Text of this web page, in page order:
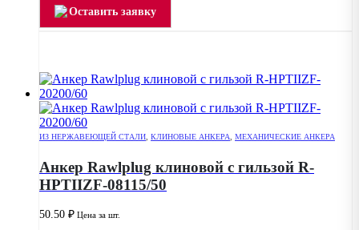
Оставить заявку
ИЗ НЕРЖАВЕЮЩЕЙ СТАЛИ, КЛИНОВЫЕ АНКЕРА, МЕХАНИЧЕСКИЕ АНКЕРА
Анкер Rawlplug клиновой с гильзой R-
HPTIIZF-08115/50
50.50 ₽ Цена за шт.